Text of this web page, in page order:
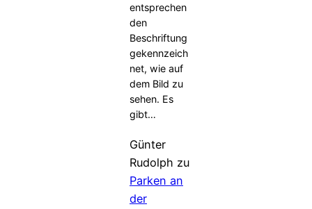
entsprechen
den
Beschriftung
gekennzeich
net, wie auf
dem Bild zu
sehen. Es
gibt…
Günter
Rudolph zu
Parken an
der